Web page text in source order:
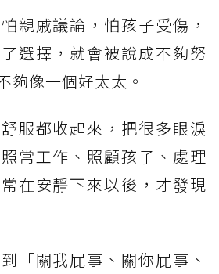
親戚議論，怕孩子受傷，
選擇，就會被說成不夠努
夠像一個好太太。
服都收起來，把很多眼淚
常工作、照顧孩子、處理
在安靜下來以後，才發現
「關我屁事、關你屁事、